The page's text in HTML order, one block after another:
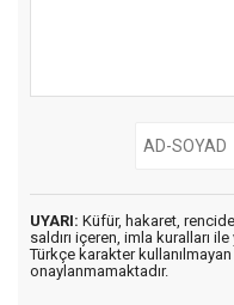
UYARI: Küfür, hakaret,
saldırı içeren, imla kuralları ile
Türkçe karakter
onaylanmamaktadır.